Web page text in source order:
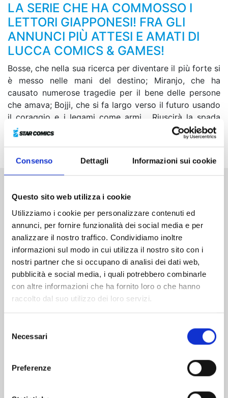
Consenso Dettagli Informazioni sui cookie
Questo sito web utilizza i cookie
Utilizziamo i cookie per personalizzare contenuti ed
annunci, per fornire funzionalità dei social media e per
analizzare il nostro traffico. Condividiamo inoltre
informazioni sul modo in cui utilizza il nostro sito con i
nostri partner che si occupano di analisi dei dati web,
pubblicità e social media, i quali potrebbero combinarle
con altre informazioni che ha fornito loro o che hanno
raccolto dal suo utilizzo dei loro servizi.
delNecessari
Preferenze
LA SERIE CHE HA COMMOSSO I
LETTORI GIAPPONESI! FRA GLI
ANNUNCI PIÙ ATTESI E AMATI DI
LUCCA COMICS & GAMES!
Bosse, che nella sua ricerca per diventare il più forte si
è messo nelle mani del destino; Miranjo, che ha
causato numerose tragedie per il bene delle persone
che amava; Bojji, che si fa largo verso il futuro usando
il coraggio e i legami come armi... Riuscirà la spada
reale di quest’ultimo a sconfiggere l’invincibile
Altri volumi della serie